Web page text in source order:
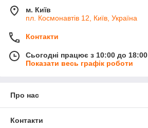
м. Київ
пл. Космонавтів 12, Київ, Україна
Контакти
Сьогодні працює з 10:00 до 18:00
Показати весь графік роботи
Про нас
Контакти